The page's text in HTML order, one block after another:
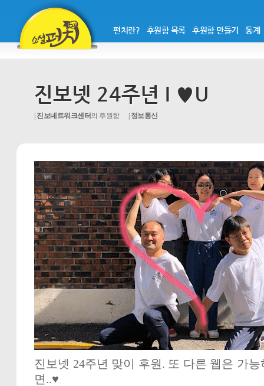
펀치란? 후원함 목록 후원함 만들기 통계
진보넷 24주년 I ♥U
진보네트워크센터의 후원함 정보통신
진보넷 24주년 맞이 후원. 또 다른 웹은 가
면..♥